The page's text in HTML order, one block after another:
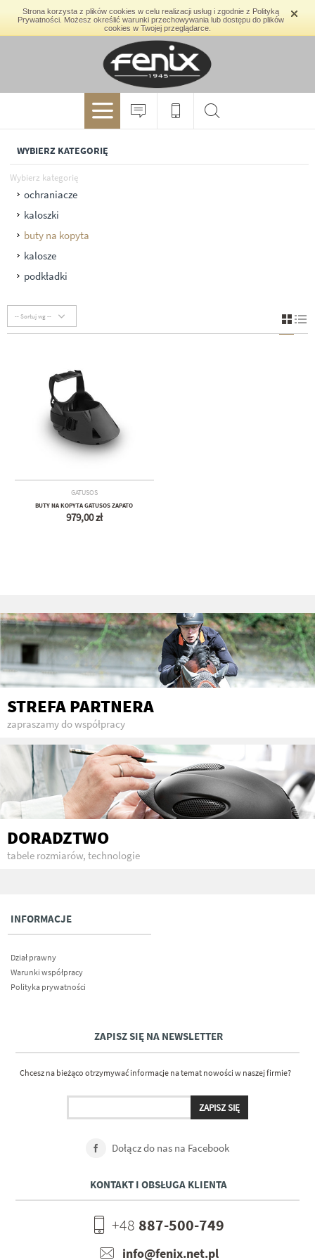
Strona korzysta z plików cookies w celu realizacji usług i zgodnie z Polityką
Prywatności. Możesz określić warunki przechowywania lub dostępu do plików
cookies w Twojej przeglądarce.
WYBIERZ KATEGORIĘ
Wybierz kategorię
ochraniacze
kaloszki
buty na kopyta
kalosze
podkładki
-- Sortuj wg --
GATUSOS
BUTY NA KOPYTA GATUSOS ZAPATO
979,00 zł
STREFA PARTNERA
zapraszamy do współpracy
DORADZTWO
tabele rozmiarów, technologie
INFORMACJE
Dział prawny
Warunki współpracy
Polityka prywatności
ZAPISZ SIĘ NA NEWSLETTER
Chcesz na bieżąco otrzymywać informacje na temat nowości w naszej firmie?
Dołącz do nas na Facebook
KONTAKT I OBSŁUGA KLIENTA
+48 887-500-749
info@fenix.net.pl